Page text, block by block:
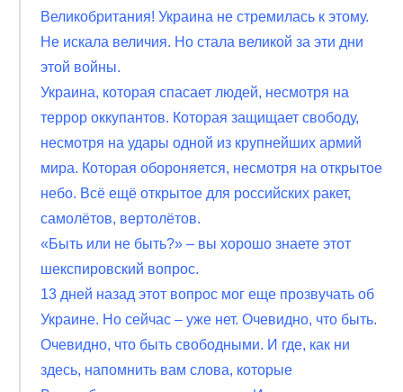
Великобритания! Украина не стремилась к этому.
Не искала величия. Но стала великой за эти дни
этой войны.
Украина, которая спасает людей, несмотря на
террор оккупантов. Которая защищает свободу,
несмотря на удары одной из крупнейших армий
мира. Которая обороняется, несмотря на открытое
небо. Всё ещё открытое для российских ракет,
самолётов, вертолётов.
«Быть ​​или не быть?» – вы хорошо знаете этот
шекспировский вопрос.
13 дней назад этот вопрос мог еще прозвучать об
Украине. Но сейчас – уже нет. Очевидно, что быть.
Очевидно, что быть свободными. И где, как ни
здесь, напомнить вам слова, которые